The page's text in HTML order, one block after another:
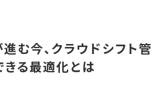
む今、クラウドシフト管
きる最適化とは